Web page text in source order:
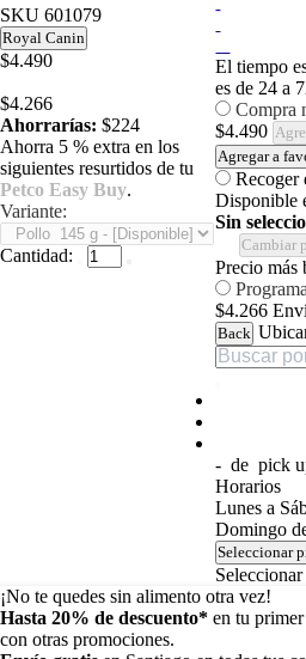
SKU 601079
Royal Canin
$4.490
$4.266
Ahorrarías: $224
Ahorra 5 % extra en los
siguientes resurtidos de tu
Petco Easy Buy.
Variante:
Cantidad:
El tiempo
es de 24 a
Compra
$4.490
Agregar a
Recoger
Disponible
Sin
Cambiar
Precio más
$4.266
Back
- de pick
Horarios
Lunes a
Domingo
Seleccionar
¡No te quedes sin alimento otra vez!
Hasta 20% de descuento* en tu
con otras promociones.